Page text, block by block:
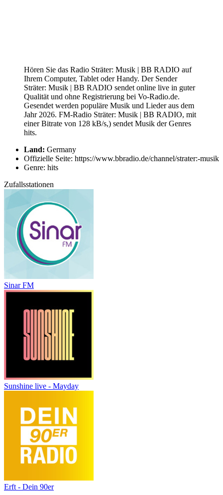
Hören Sie das Radio Sträter: Musik | BB RADIO auf
Ihrem Computer, Tablet oder Handy. Der Sender
Sträter: Musik | BB RADIO sendet online live in guter
Qualität und ohne Registrierung bei Vo-Radio.de.
Gesendet werden populäre Musik und Lieder aus dem
Jahr 2026. FM-Radio Sträter: Musik | BB RADIO, mit
einer Bitrate von 128 kB/s,) sendet Musik der Genres
hits.
Land: Germany
Offizielle Seite: https://www.bbradio.de/channel/strater:-musik
Genre: hits
Zufallsstationen
Sinar FM
Sunshine live - Mayday
Erft - Dein 90er